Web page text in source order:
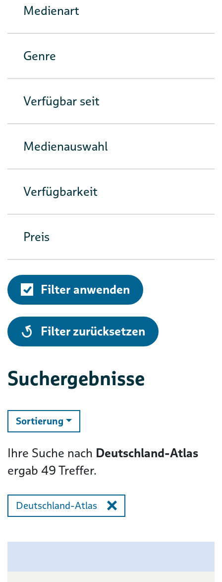
Medienart
Genre
Verfügbar seit
Medienauswahl
Verfügbarkeit
Preis
Filter anwenden
alle
Filter zurücksetzen
Suchergebnisse
Sortierung ändern
Ihre Suche nach Deutschland-Atlas
ergab 49Treffer.
Deutschland-Atlas